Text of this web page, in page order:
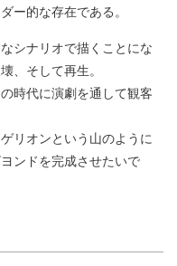
ー的な存在である。
シナリオで描くことにな
、そして再生。
時代に演劇を通して観客
リオンという山のように
ンドを完成させたいで